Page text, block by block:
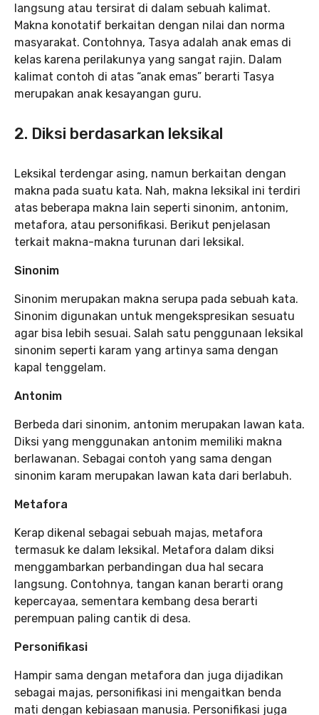
langsung atau tersirat di dalam sebuah kalimat.
Makna konotatif berkaitan dengan nilai dan norma
masyarakat. Contohnya, Tasya adalah anak emas di
kelas karena perilakunya yang sangat rajin. Dalam
kalimat contoh di atas “anak emas” berarti Tasya
merupakan anak kesayangan guru.
2. Diksi berdasarkan leksikal
Leksikal terdengar asing, namun berkaitan dengan
makna pada suatu kata. Nah, makna leksikal ini terdiri
atas beberapa makna lain seperti sinonim, antonim,
metafora, atau personifikasi. Berikut penjelasan
terkait makna-makna turunan dari leksikal.
Sinonim
Sinonim merupakan makna serupa pada sebuah kata.
Sinonim digunakan untuk mengekspresikan sesuatu
agar bisa lebih sesuai. Salah satu penggunaan leksikal
sinonim seperti karam yang artinya sama dengan
kapal tenggelam.
Antonim
Berbeda dari sinonim, antonim merupakan lawan kata.
Diksi yang menggunakan antonim memiliki makna
berlawanan. Sebagai contoh yang sama dengan
sinonim karam merupakan lawan kata dari berlabuh.
Metafora
Kerap dikenal sebagai sebuah majas, metafora
termasuk ke dalam leksikal. Metafora dalam diksi
menggambarkan perbandingan dua hal secara
langsung. Contohnya, tangan kanan berarti orang
kepercayaa, sementara kembang desa berarti
perempuan paling cantik di desa.
Personifikasi
Hampir sama dengan metafora dan juga dijadikan
sebagai majas, personifikasi ini mengaitkan benda
mati dengan kebiasaan manusia. Personifikasi juga